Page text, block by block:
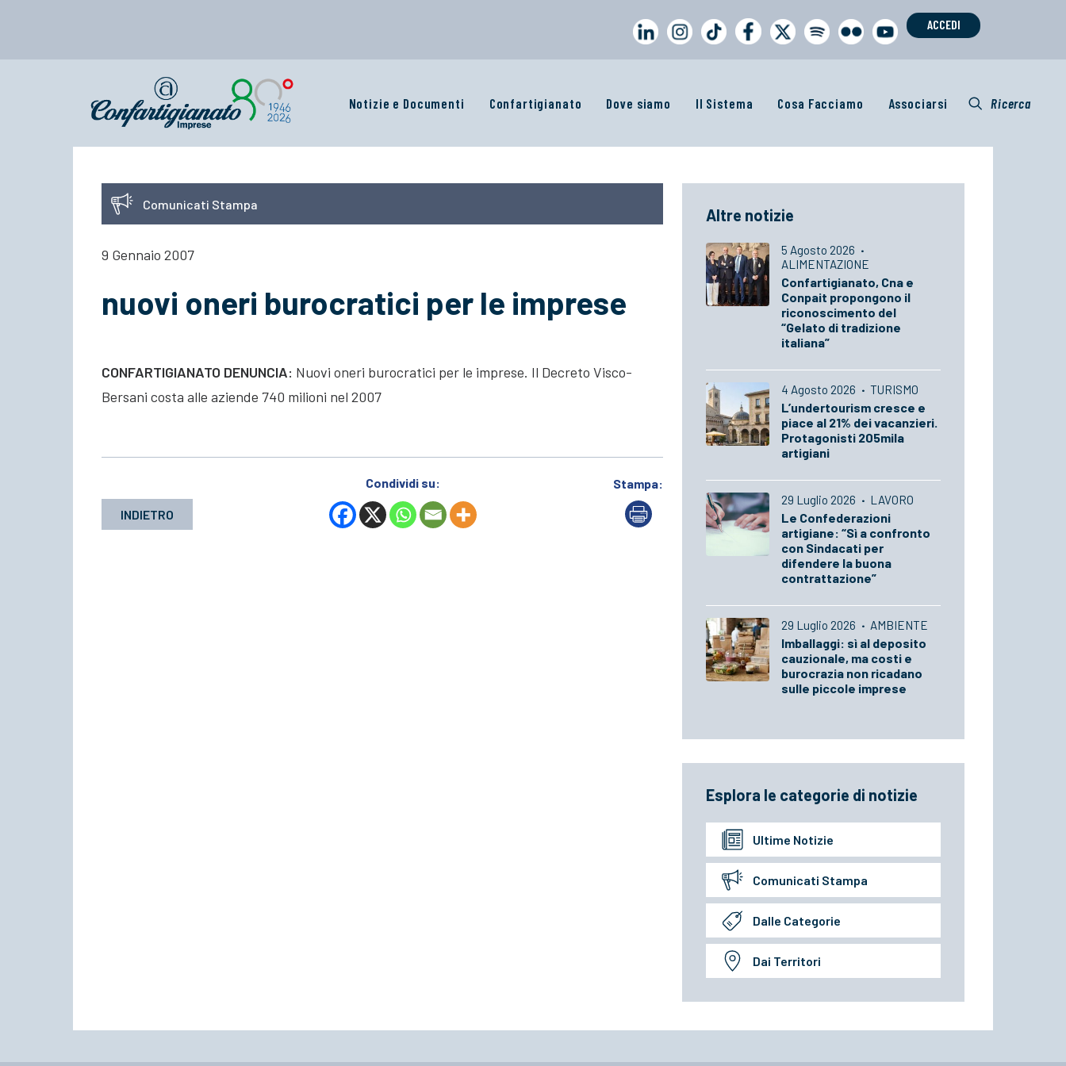
ACCEDI
Notizie e Documenti Confartigianato Dove siamo Il Sistema Cosa Facciamo Associarsi Ricerca
Comunicati Stampa
9 Gennaio 2007
nuovi oneri burocratici per le imprese
CONFARTIGIANATO DENUNCIA: Nuovi oneri burocratici per le imprese. Il Decreto Visco-
Bersani costa alle aziende 740 milioni nel 2007
INDIETRO
Condividi su: Stampa:
Altre notizie
5 Agosto 2026 ·
ALIMENTAZIONE
Confartigianato, Cna e
Conpait propongono il
riconoscimento del
“Gelato di tradizione
italiana”
4 Agosto 2026 · TURISMO
L’undertourism cresce e
piace al 21% dei vacanzieri.
Protagonisti 205mila
artigiani
29 Luglio 2026 · LAVORO
Le Confederazioni
artigiane: “Sì a confronto
con Sindacati per
difendere la buona
contrattazione”
29 Luglio 2026 · AMBIENTE
Imballaggi: sì al deposito
cauzionale, ma costi e
burocrazia non ricadano
sulle piccole imprese
Esplora le categorie di notizie
Ultime Notizie
Comunicati Stampa
Dalle Categorie
Dai Territori